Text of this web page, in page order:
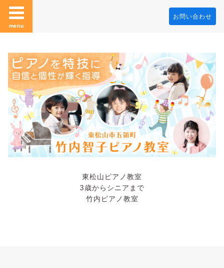
menu
お問い合わせ
東松山ピアノ教室
3歳からシニアまで
竹内ピアノ教室